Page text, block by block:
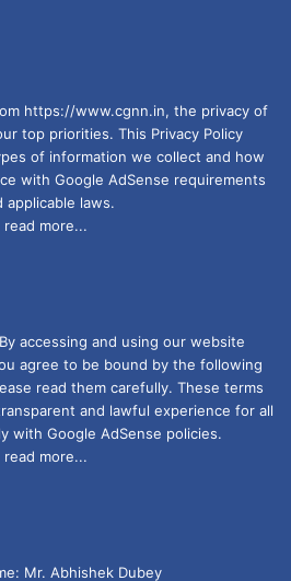
अखाड़ा?
लेकिन महाराष्ट्र की राजनीति
जा रहा है। शिंदे और उनके
खुद को असली हिंदूवादी साबित
ठाकरे ने इसे दिखावा बताया।
आने वाले दिनों में भी महाराष्ट्र
शिवसेना की असली विरासत को
MAHAKUMBH
https://www.cgnn.in, the privacy of
top priorities. This Privacy Policy
of information we collect and how
with Google AdSense requirements
applicable laws.
read more...
accessing and using our website
agree to be bound by the following
read them carefully. These terms
and lawful experience for all
with Google AdSense policies.
read more...
Mr. Abhishek Dubey